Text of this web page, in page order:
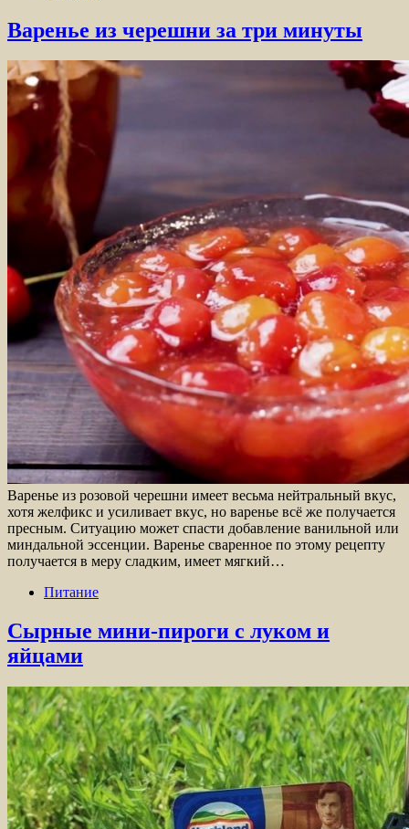
Варенье из черешни за три минуты
Варенье из розовой черешни имеет весьма нейтральный вкус,
хотя желфикс и усиливает вкус, но варенье всё же получается
пресным. Ситуацию может спасти добавление ванильной или
миндальной эссенции. Варенье сваренное по этому рецепту
получается в меру сладким, имеет мягкий…
Питание
Сырные мини-пироги с луком и
яйцами